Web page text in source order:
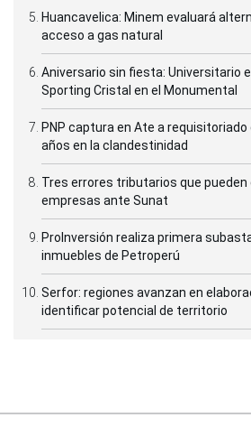
Huancavelica: Minem evaluará
acceso a gas natural
Aniversario sin fiesta: Universitario
Sporting Cristal en el Monumental
PNP captura en Ate a requisitoriado
años en la clandestinidad
Tres errores tributarios que pueden
empresas ante Sunat
ProInversión realiza primera
inmuebles de Petroperú
Serfor: regiones avanzan en
identificar potencial de territorio